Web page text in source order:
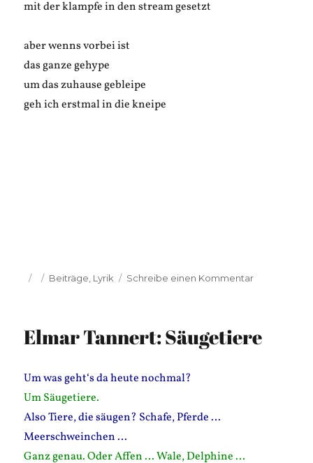
mit der klampfe in den stream gesetzt
aber wenns vorbei ist
das ganze gehype
um das zuhause gebleipe
geh ich erstmal in die kneipe
Veröffentlicht
Kategorien
Beiträge Lyrik Schreibe einen Kommentarzu
HEIPP
Elmar Tannert: Säugetiere
Um was geht‘s da heute nochmal?
Um Säugetiere.
Also Tiere, die säugen? Schafe, Pferde …
Meerschweinchen …
Ganz genau. Oder Affen … Wale, Delphine …